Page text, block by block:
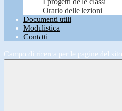
I progetti delle classi
Orario delle lezioni
Documenti utili
Modulistica
Contatti
Campo di ricerca per le pagine del sito